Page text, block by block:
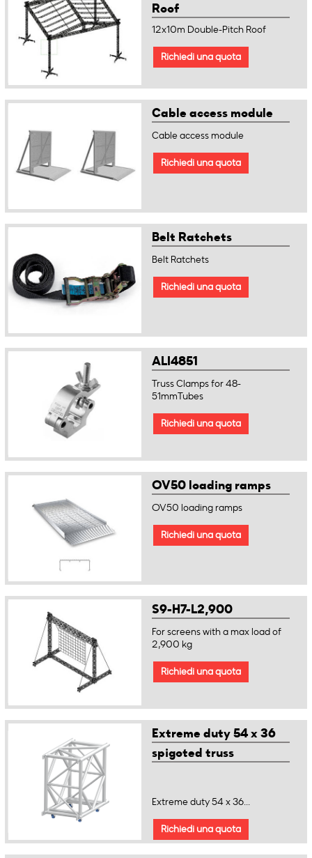
Roof
12x10m Double-Pitch Roof
Richiedi una quota
Cable access module
Cable access module
Richiedi una quota
Belt Ratchets
Belt Ratchets
Richiedi una quota
ALI4851
Truss Clamps for 48-
51mmTubes
Richiedi una quota
OV50 loading ramps
OV50 loading ramps
Richiedi una quota
S9-H7-L2,900
For screens with a max load of
2,900 kg
Richiedi una quota
Extreme duty 54 x 36
spigoted truss
Extreme duty 54 x 36...
Richiedi una quota